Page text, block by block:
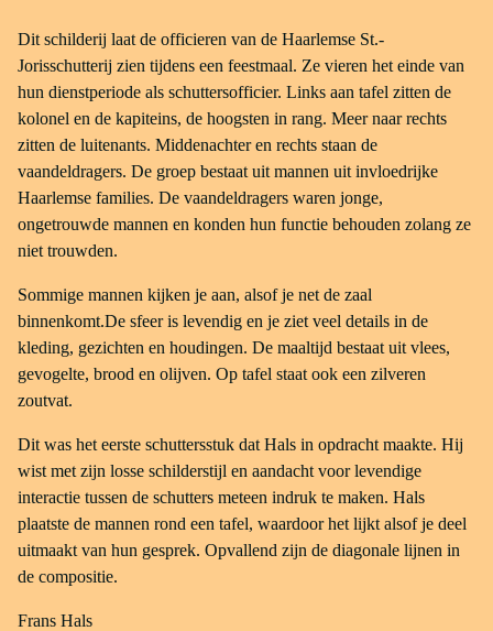
inventarisnummer
os I-109
Credit line
Frans Hals Museum, Haarlem
Dit schilderij laat de officieren van de Haarlemse St.-
Jorisschutterij zien tijdens een feestmaal. Ze vieren het einde van
hun dienstperiode als schuttersofficier. Links aan tafel zitten de
kolonel en de kapiteins, de hoogsten in rang. Meer naar rechts
zitten de luitenants. Middenachter en rechts staan de
vaandeldragers. De groep bestaat uit mannen uit invloedrijke
Haarlemse families. De vaandeldragers waren jonge,
ongetrouwde mannen en konden hun functie behouden zolang ze
niet trouwden.
Sommige mannen kijken je aan, alsof je net de zaal
binnenkomt.De sfeer is levendig en je ziet veel details in de
kleding, gezichten en houdingen. De maaltijd bestaat uit vlees,
gevogelte, brood en olijven. Op tafel staat ook een zilveren
zoutvat.
Dit was het eerste schuttersstuk dat Hals in opdracht maakte. Hij
wist met zijn losse schilderstijl en aandacht voor levendige
interactie tussen de schutters meteen indruk te maken. Hals
plaatste de mannen rond een tafel, waardoor het lijkt alsof je deel
uitmaakt van hun gesprek. Opvallend zijn de diagonale lijnen in
de compositie.
Frans Hals